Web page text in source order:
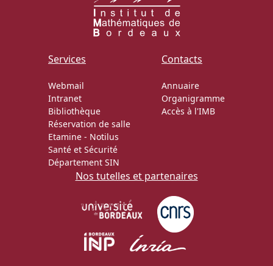
Services
Webmail
Intranet
Bibliothèque
Réservation de salle
Etamine - Notilus
Santé et Sécurité
Département SIN
Contacts
Annuaire
Organigramme
Accès à l'IMB
Nos tutelles et partenaires